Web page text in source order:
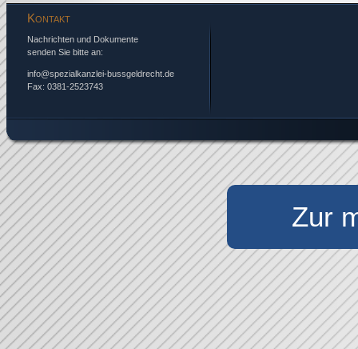
Kontakt
Nachrichten und Dokumente
senden Sie bitte an:
info@spezialkanzlei-bussgeldrecht.de
Fax: 0381-2523743
Zur